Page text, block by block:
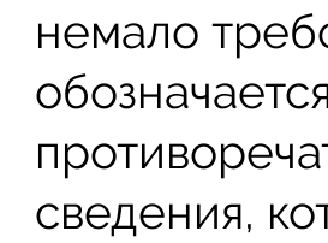
немало
сведения,